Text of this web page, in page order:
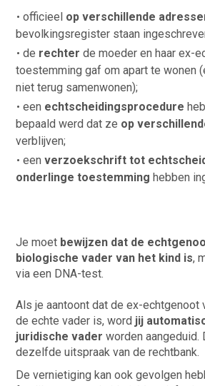
officieel op verschillende
bevolkingsregister staan
de rechter de moeder en haar ex-
toestemming gaf om apart te wonen
niet terug samenwonen);
een echtscheidingsprocedure
bepaald werd dat ze op
verblijven;
eenverzoekschrift tot
onderlinge toestemming hebben
Je moet bewijzen dat de
biologische vader van het kind is,
via een DNA-test.
Als je aantoont dat de ex-echtgenoot
de echte vader is, word jij
juridische vader worden aangeduid.
dezelfde uitspraak van de rechtbank.
De vernietiging kan ook gevolgen